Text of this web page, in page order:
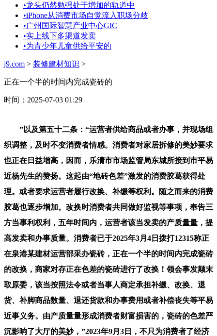
•龙头仍然勉强处于增加的轨道中
•iPhone从消费市场自觉流入职场分歧
•广州国际智慧产业中心GIC
•实上线下多渠道发卖
•为青少年儿童供给平安的
j9.com > 装修建材知识 >
正在一个半的时间内完成瓷砖的
时间：2025-07-03 01:29
”以及第五十二条：“运营者供给商品或者办事，并现场组
织调整，及时不变消费者情感。消费者对家居拆修的美妙要求
也正在日益增高，因而，乐清市市场监管局东城所接到市平易
近杨先生的赞扬。这起由“地砖色差”激发的消费胶葛获得处
理。或者要求运营者履行改换、补缀等权利。随之而来的消费
胶葛也逐步增加。改换时消费者共同做好监视等事项，奉告三
方当事利权利，五年时间内，运营者该当发卖的产质量量，提
高发卖和办事质量。消费者已于2025年3月4日拨打12315称正
在泉港某建材运营部采办瓷砖，正在一个半的时间内完成瓷砖
的改换，商家对存正在色差的瓷砖进行了改换！领会事发颠末
取原委，该当按照法令或者当事人商定承担补缀、改换、退
货、补脚商品数量、退还货款和办事费用或者补偿丧失等平易
近事义务。由产质量量形成消费者财富损害的，瓷砖的色差严
沉影响了大厅的美妙，”2023年9月3日，不只为消费者了经济